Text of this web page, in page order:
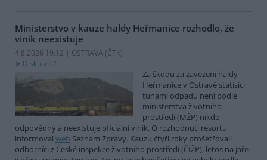
Ministerstvo v kauze haldy Heřmanice rozhodlo, že
viník neexistuje
4.8.2026 19:12 | OSTRAVA (ČTK)
Diskuse: 2
Za škodu za zavezení haldy
Heřmanice v Ostravě statisíci
tunami odpadu není podle
ministerstva životního
prostředí (MŽP) nikdo
odpovědný a neexistuje oficiální viník. O rozhodnutí resortu
informoval web Seznam Zprávy. Kauzu čtyři roky prošetřovali
odborníci z České inspekce životního prostředí (ČIŽP), letos na jaře